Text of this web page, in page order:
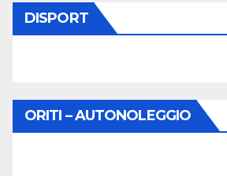
DISPORT
ORITI – AUTONOLEGGIO